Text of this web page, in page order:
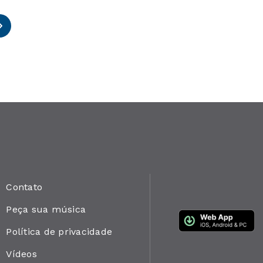
Contato
Peça sua música
Política de privacidade
Vídeos